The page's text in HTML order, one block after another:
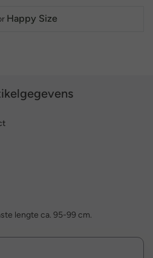
Happy Size
lengte ca. 95-99 cm.